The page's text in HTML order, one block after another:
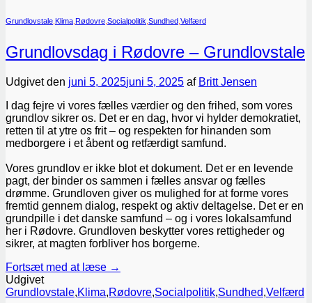
Grundlovstale Klima Rødovre Socialpolitik Sundhed Velfærd
Grundlovsdag i Rødovre – Grundlovstale
Udgivet den juni 5, 2025juni 5, 2025 af Britt Jensen
I dag fejre vi vores fælles værdier og den frihed, som vores
grundlov sikrer os. Det er en dag, hvor vi hylder demokratiet,
retten til at ytre os frit – og respekten for hinanden som
medborgere i et åbent og retfærdigt samfund.
Vores grundlov er ikke blot et dokument. Det er en levende
pagt, der binder os sammen i fælles ansvar og fælles
drømme. Grundloven giver os mulighed for at forme vores
fremtid gennem dialog, respekt og aktiv deltagelse. Det er en
grundpille i det danske samfund – og i vores lokalsamfund
her i Rødovre. Grundloven beskytter vores rettigheder og
sikrer, at magten forbliver hos borgerne.
Fortsæt med at læse →
Udgivet
Grundlovstale,Klima,Rødovre,Socialpolitik,Sundhed,Velfærd